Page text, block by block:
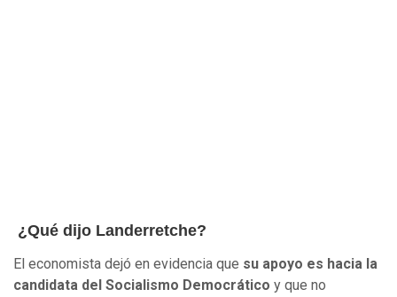
¿Qué dijo Landerretche?
El economista dejó en evidencia que su apoyo es hacia la
candidata del Socialismo Democrático y que no